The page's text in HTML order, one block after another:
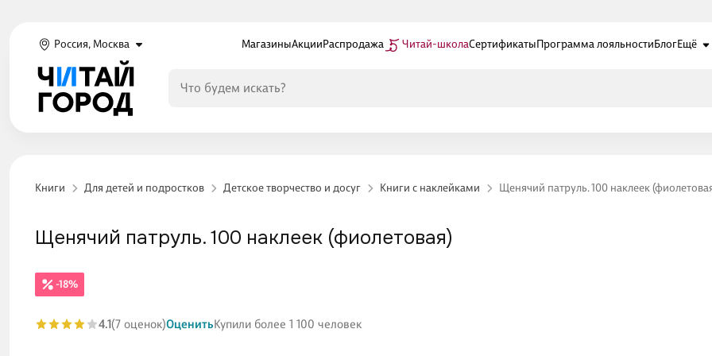
Россия, Москва МагазиныАкцииРаспродажа Читай-школаСертификатыПрограмма лояльностиБлогЕщё
Книги Для детей и подростков Детское творчество и досуг Книги с наклейками Щенячий патруль. 100 наклеек
-18%
Щенячий патруль. 100 наклеек (фиолетовая)
4.1(7 оценок)ОценитьКупили более 1 100 человек